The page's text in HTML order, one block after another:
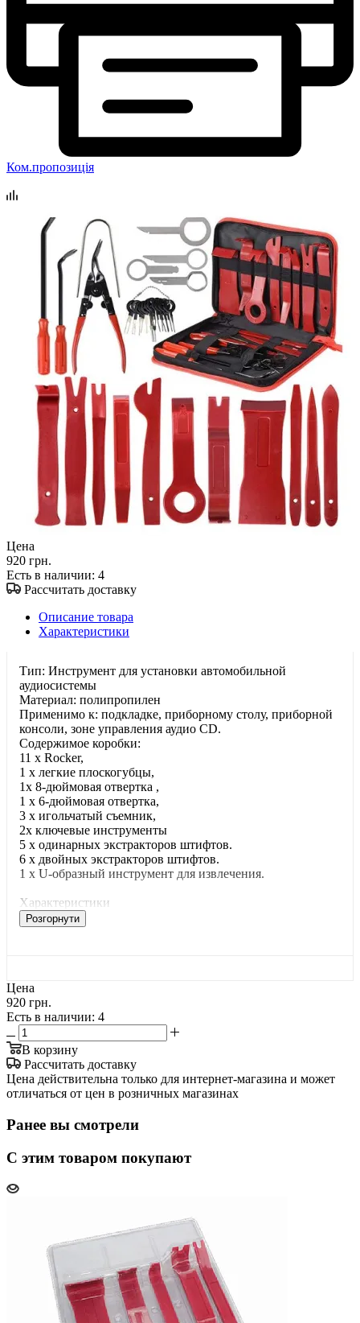
Ком.пропозиція
Цена
920 грн.
Есть в наличии: 4
Рассчитать доставку
Описание товара
Характеристики
Тип: Инструмент для установки автомобильной
аудиосистемы
Материал: полипропилен
Применимо к: подкладке, приборному столу, приборной
консоли, зоне управления аудио CD.
Содержимое коробки:
11 x Rocker,
1 x легкие плоскогубцы,
1x 8-дюймовая отвертка ,
1 x 6-дюймовая отвертка,
3 x игольчатый съемник,
2x ключевые инструменты
5 x одинарных экстракторов штифтов.
6 x двойных экстракторов штифтов.
1 x U-образный инструмент для извлечения.
Характеристики
Розгорнути
Цена
920 грн.
Есть в наличии: 4
В корзину
Рассчитать доставку
Цена действительна только для интернет-магазина и может
отличаться от цен в розничных магазинах
Ранее вы смотрели
С этим товаром покупают